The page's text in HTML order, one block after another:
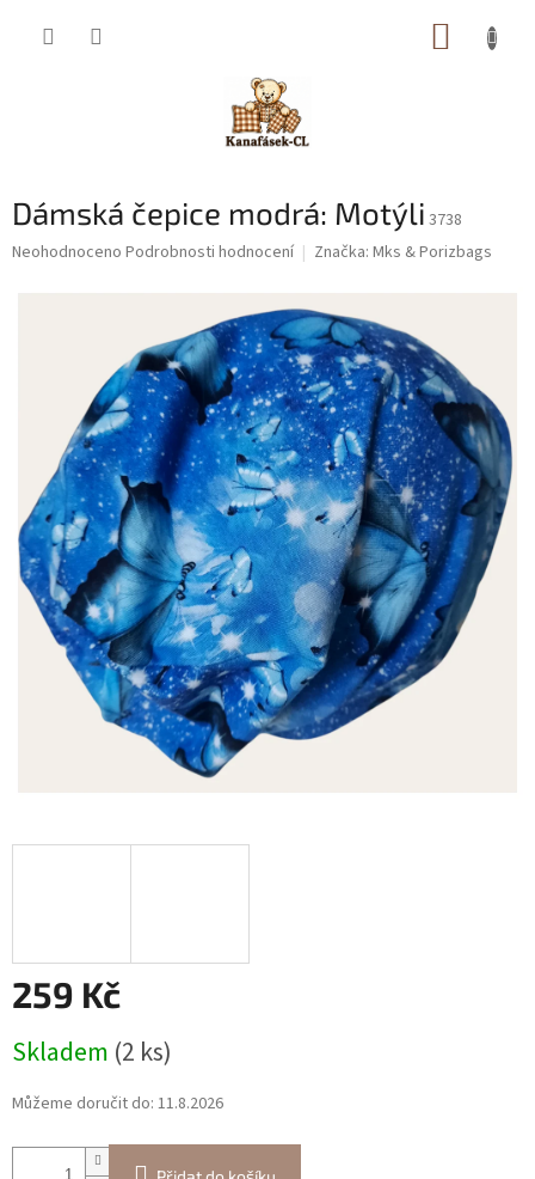
Dámská čepice modrá: Motýli 3738
Průměrné
hvězdiček.
Neohodnoceno Podrobnosti hodnocení Značka: Mks & Porizbags
259 Kč
cena:
Skladem (2 ks)
Můžeme doručit do: 11.8.2026